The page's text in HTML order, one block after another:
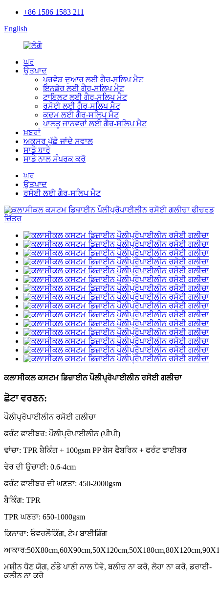
+86 1586 1583 211
English
ਘਰ
ਉਤਪਾਦ
ਪ੍ਰਵੇਸ਼ ਦੁਆਰ ਲਈ ਗੈਰ-ਸਲਿਪ ਮੈਟ
ਇਨਡੋਰ ਲਈ ਗੈਰ-ਸਲਿਪ ਮੈਟ
ਟਾਇਲਟ ਲਈ ਗੈਰ-ਸਲਿਪ ਮੈਟ
ਰਸੋਈ ਲਈ ਗੈਰ-ਸਲਿਪ ਮੈਟ
ਕਦਮ ਲਈ ਗੈਰ-ਸਲਿਪ ਮੈਟ
ਪਾਲਤੂ ਜਾਨਵਰਾਂ ਲਈ ਗੈਰ-ਸਲਿਪ ਮੈਟ
ਖ਼ਬਰਾਂ
ਅਕਸਰ ਪੁੱਛੇ ਜਾਂਦੇ ਸਵਾਲ
ਸਾਡੇ ਬਾਰੇ
ਸਾਡੇ ਨਾਲ ਸੰਪਰਕ ਕਰੋ
ਘਰ
ਉਤਪਾਦ
ਰਸੋਈ ਲਈ ਗੈਰ-ਸਲਿਪ ਮੈਟ
ਕਲਾਸੀਕਲ ਕਸਟਮ ਡਿਜ਼ਾਈਨ ਪੌਲੀਪ੍ਰੋਪਾਈਲੀਨ ਰਸੋਈ ਗਲੀਚਾ
ਛੋਟਾ ਵਰਣਨ:
ਪੌਲੀਪ੍ਰੋਪਾਈਲੀਨ ਰਸੋਈ ਗਲੀਚਾ
ਫਰੰਟ ਫਾਈਬਰ: ਪੌਲੀਪ੍ਰੋਪਾਈਲੀਨ (ਪੀਪੀ)
ਢਾਂਚਾ: TPR ਬੈਕਿੰਗ + 100gsm PP ਬੇਸ ਫੈਬਰਿਕ + ਫਰੰਟ ਫਾਈਬਰ
ਢੇਰ ਦੀ ਉਚਾਈ: 0.6-4cm
ਫਰੰਟ ਫਾਈਬਰ ਦੀ ਘਣਤਾ: 450-2000gsm
ਬੈਕਿੰਗ: TPR
TPR ਘਣਤਾ: 650-1000gsm
ਕਿਨਾਰਾ: ਓਵਰਲੌਕਿੰਗ, ਟੇਪ ਬਾਈਡਿੰਗ
ਮਸ਼ੀਨ ਧੋਣ ਯੋਗ, ਠੰਡੇ ਪਾਣੀ ਨਾਲ ਧੋਵੋ, ਬਲੀਚ ਨਾ ਕਰੋ, ਲੋਹਾ ਨਾ ਕਰੋ, ਡਰਾਈ-
ਕਲੀਨ ਨਾ ਕਰੋ